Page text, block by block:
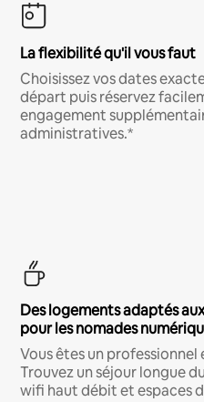
La flexibilité qu'il vous faut
Choisissez vos dates
départ puis réservez
engagement
administratives.*
Des logements adaptés
pour les nomades
Vous êtes un professionnel
Trouvez un séjour longue
wifi haut débit et espaces